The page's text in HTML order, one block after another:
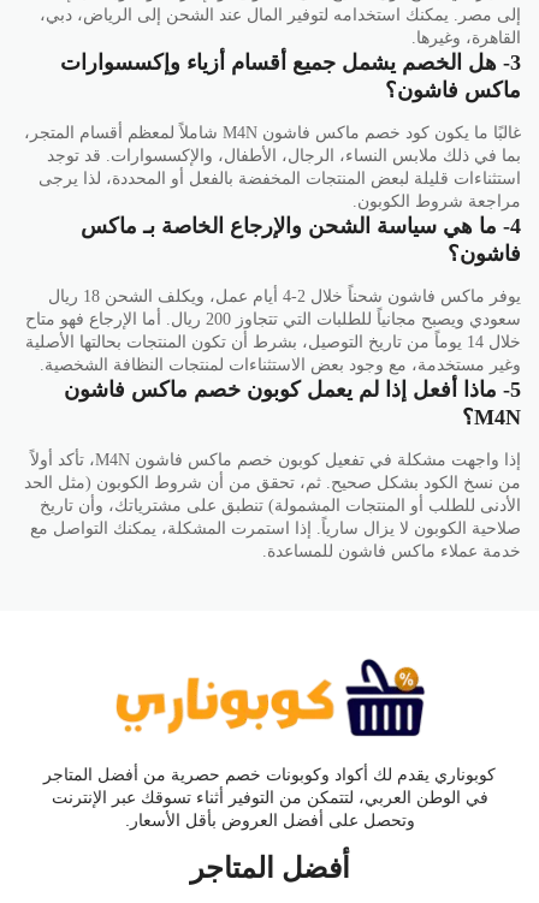
إلى مصر. يمكنك استخدامه لتوفير المال عند الشحن إلى الرياض، دبي،
القاهرة، وغيرها.
3- هل الخصم يشمل جميع أقسام أزياء وإكسسوارات
ماكس فاشون؟
غالبًا ما يكون كود خصم ماكس فاشون M4N شاملاً لمعظم أقسام المتجر،
بما في ذلك ملابس النساء، الرجال، الأطفال، والإكسسوارات. قد توجد
استثناءات قليلة لبعض المنتجات المخفضة بالفعل أو المحددة، لذا يرجى
مراجعة شروط الكوبون.
4- ما هي سياسة الشحن والإرجاع الخاصة بـ ماكس
فاشون؟
يوفر ماكس فاشون شحناً خلال 2-4 أيام عمل، ويكلف الشحن 18 ريال
سعودي ويصبح مجانياً للطلبات التي تتجاوز 200 ريال. أما الإرجاع فهو متاح
خلال 14 يوماً من تاريخ التوصيل، بشرط أن تكون المنتجات بحالتها الأصلية
وغير مستخدمة، مع وجود بعض الاستثناءات لمنتجات النظافة الشخصية.
5- ماذا أفعل إذا لم يعمل كوبون خصم ماكس فاشون
M4N؟
إذا واجهت مشكلة في تفعيل كوبون خصم ماكس فاشون M4N، تأكد أولاً
من نسخ الكود بشكل صحيح. ثم، تحقق من أن شروط الكوبون (مثل الحد
الأدنى للطلب أو المنتجات المشمولة) تنطبق على مشترياتك، وأن تاريخ
صلاحية الكوبون لا يزال سارياً. إذا استمرت المشكلة، يمكنك التواصل مع
خدمة عملاء ماكس فاشون للمساعدة.
كوبوناري يقدم لك أكواد وكوبونات خصم حصرية من أفضل المتاجر
في الوطن العربي، لتتمكن من التوفير أثناء تسوقك عبر الإنترنت
وتحصل على أفضل العروض بأقل الأسعار.
أفضل المتاجر